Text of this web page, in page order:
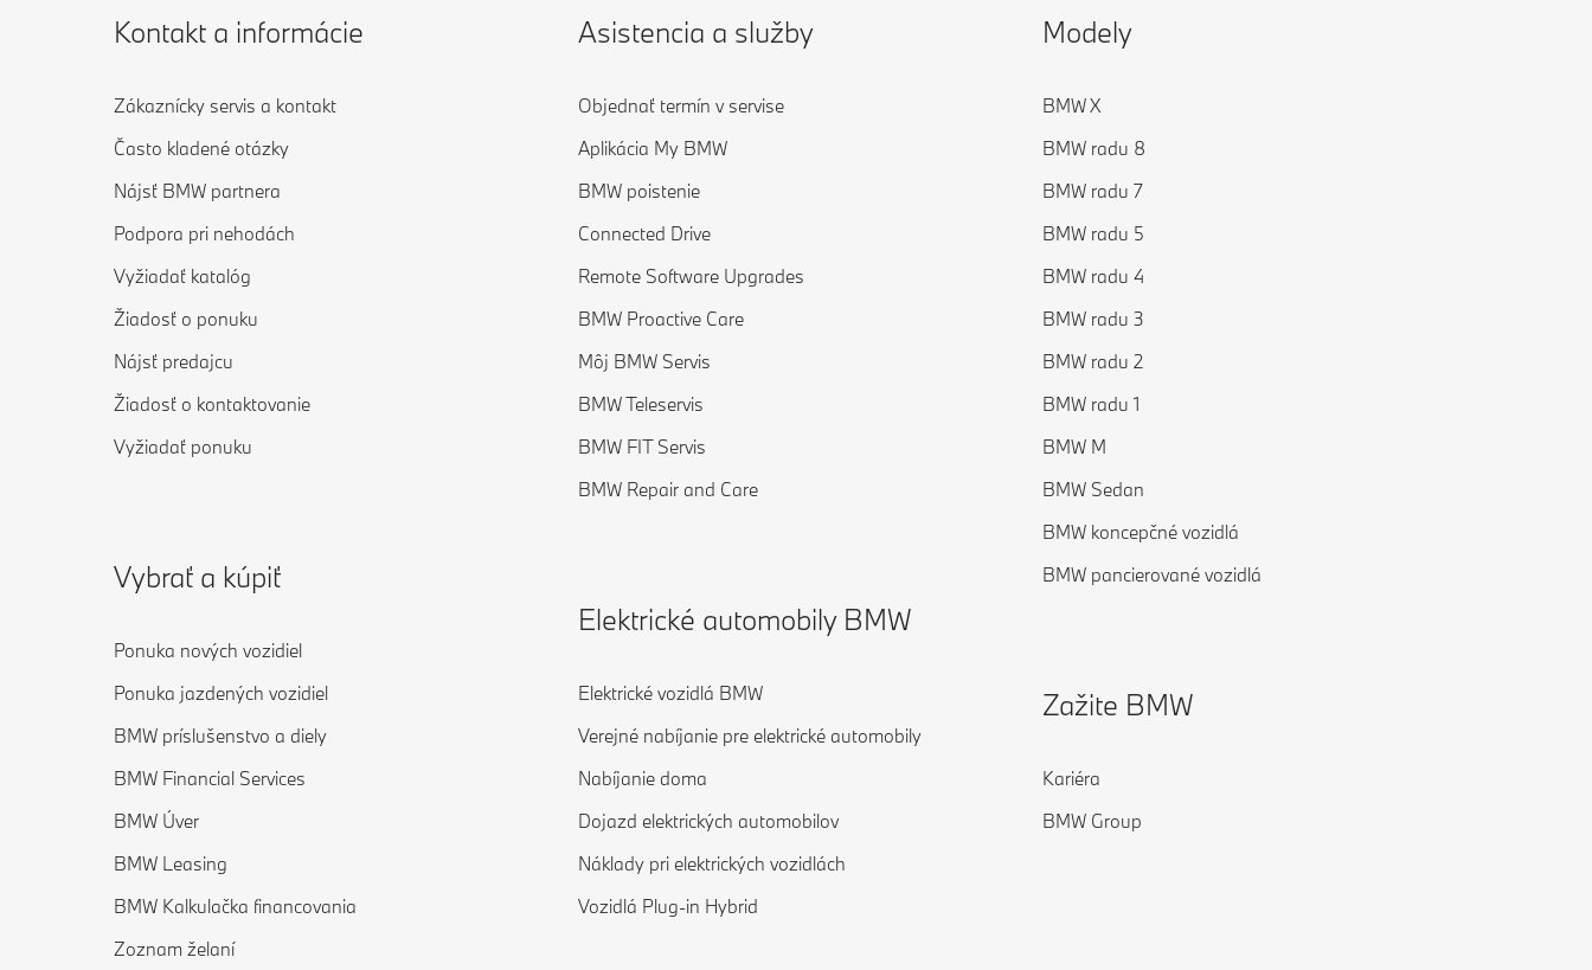
Kontakt a informácie
Zákaznícky servis a kontakt
Často kladené otázky
Nájsť BMW partnera
Podpora pri nehodách
Vyžiadať katalóg
Žiadosť o ponuku
Nájsť predajcu
Žiadosť o kontaktovanie
Vyžiadať ponuku
Vybrať a kúpiť
Ponuka nových vozidiel
Ponuka jazdených vozidiel
BMW príslušenstvo a diely
BMW Financial Services
BMW Úver
BMW Leasing
BMW Kalkulačka financovania
Zoznam želaní
Asistencia a služby
Objednať termín v servise
Aplikácia My BMW
BMW poistenie
Connected Drive
Remote Software Upgrades
BMW Proactive Care
Môj BMW Servis
BMW Teleservis
BMW FIT Servis
BMW Repair and Care
Elektrické automobily BMW
Elektrické vozidlá BMW
Verejné nabíjanie pre elektrické automobily
Nabíjanie doma
Dojazd elektrických automobilov
Náklady pri elektrických vozidlách
Vozidlá Plug-in Hybrid
Modely
BMW X
BMW radu 8
BMW radu 7
BMW radu 5
BMW radu 4
BMW radu 3
BMW radu 2
BMW radu 1
BMW M
BMW Sedan
BMW koncepčné vozidlá
BMW pancierované vozidlá
Zažite BMW
Kariéra
BMW Group